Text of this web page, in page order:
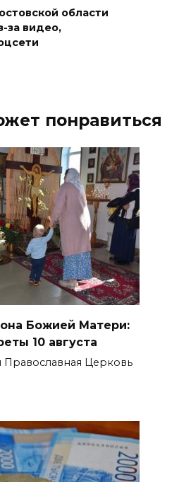
планирует
меценатом для
по
лучшими в
закупил
для
востоке
сегодня
области
за видео,
понравиться
Божией Матери:
10 августа
Православная Церковь